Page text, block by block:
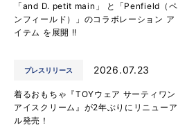
「and D. petit main」 と「Penfield（ペ
ンフィールド）」のコラボレーション ア
イテム を展開 !!
プレスリリース 2026.07.23
着るおもちゃ『TOYウェア サーティワン
アイスクリーム』が2年ぶりにリニューア
ル発売！